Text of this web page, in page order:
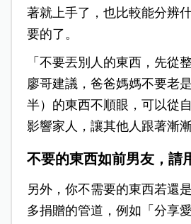
著就上手了，也比較能分辨
要的了。
「不要丟別人的東西，先從
廖哥建議，爸爸媽媽不要老
半）的東西不順眼，可以從
影響家人，讓其他人跟著漸漸
不要的東西如前男友，請
另外，你不需要的東西若還
多捐贈的管道，例如「分享